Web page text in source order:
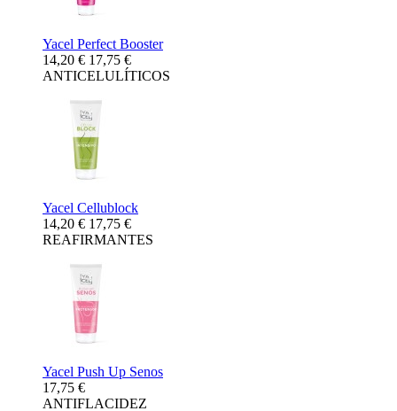
Yacel Perfect Booster
14,20 € 17,75 €
ANTICELULÍTICOS
Yacel Cellublock
14,20 € 17,75 €
REAFIRMANTES
Yacel Push Up Senos
17,75 €
ANTIFLACIDEZ